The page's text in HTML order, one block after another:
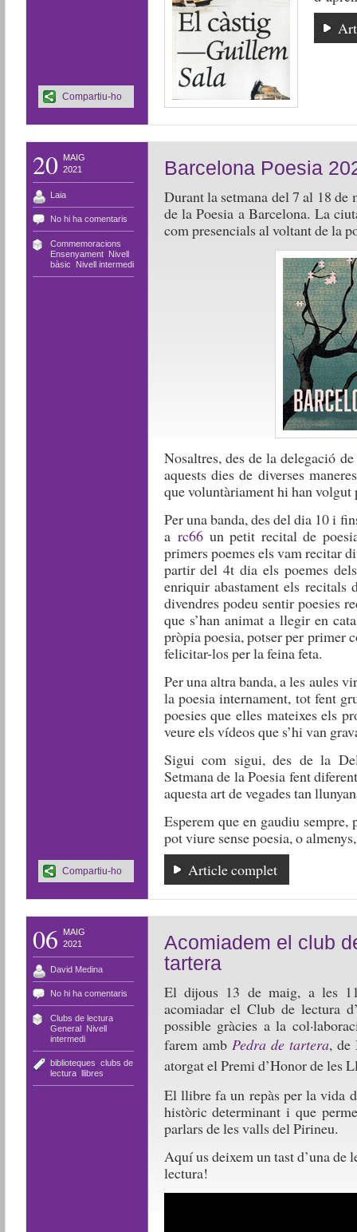
Compartiu-ho
20
MAIG
2021
Laia
No hi ha comentaris
Commemoracions
Ensenyament, Nivell
bàsic
Nivell intermedi
Barcelona Poesia
Durant la setmana del 7 al 18 de
de la Poesia a Barcelona. La
com presencials al voltant de la
Nosaltres, des de la delegació
aquests dies de diverses
que voluntàriament hi han volgut
Per una banda, des del dia 10 i
a rc66 un petit recital de
primers poemes els vam recitar
partir del 4t dia els poemes
enriquir abastament els
divendres podeu sentir poesies
que s’han animat a llegir en
pròpia poesia, potser per primer
felicitar-los per la feina feta.
Per una altra banda, a les aules
la poesia internament, tot fent
poesies que elles mateixes els
veure els vídeos que s’hi van
Sigui com sigui, des de la
Setmana de la Poesia fent
aquesta art de vegades tan
Esperem que en gaudiu
pot viure sense poesia, o
Article complet
Compartiu-ho
06
MAIG
2021
David Medina
No hi ha comentaris
Clubs de lectura,
General, Nivell
intermedi
biblioteques clubs de
lectura, llibres
Acomiadem el club
tartera
El dijous 13 de maig, a les
acomiadar el Club de lectura
possible gràcies a la
farem amb Pedra de tartera, de
atorgat el Premi d’Honor de les
El llibre fa un repàs per la vida
històric determinant i que
parlars de les valls del Pirineu.
Aquí us deixem un tast d’una de
lectura!